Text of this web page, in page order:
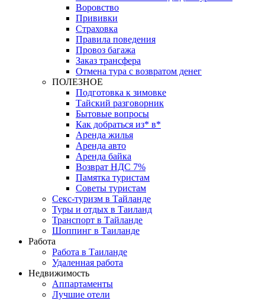
Воровство
Прививки
Страховка
Правила поведения
Провоз багажа
Заказ трансфера
Отмена тура с возвратом денег
ПОЛЕЗНОЕ
Подготовка к зимовке
Тайский разговорник
Бытовые вопросы
Как добраться из* в*
Аренда жилья
Аренда авто
Аренда байка
Возврат НДС 7%
Памятка туристам
Советы туристам
Секс-туризм в Тайланде
Туры и отдых в Таиланд
Транспорт в Тайланде
Шоппинг в Таиланде
Работа
Работа в Таиланде
Удаленная работа
Недвижимость
Аппартаменты
Лучшие отели